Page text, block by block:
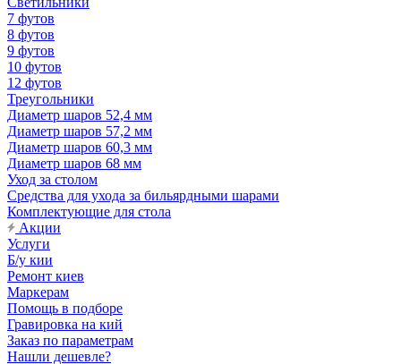
7 футов
8 футов
9 футов
10 футов
12 футов
Треугольники
Диаметр шаров 52,4 мм
Диаметр шаров 57,2 мм
Диаметр шаров 60,3 мм
Диаметр шаров 68 мм
Уход за столом
Средства для ухода за бильярдными шарами
Комплектующие для стола
Акции
Услуги
Б/у кии
Ремонт киев
Маркерам
Помощь в подборе
Гравировка на кий
Заказ по параметрам
Нашли дешевле?